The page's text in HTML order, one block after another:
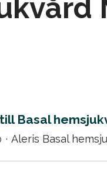
Basal
· Aleris Basal